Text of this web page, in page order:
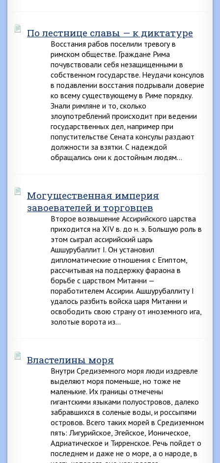
По лестнице славы — к диктатуре
Восстания рабов поселили тревогу в
римском обществе. Граждане Рима
почувствовали себя незащищенными в
собственном государстве. Неудачи консулов
в подавлении восстания подрывали доверие
ко всему существующему в Риме порядку.
Знали римляне и то, сколько
злоупотреблений происходит при ведении
государственных дел, например при
попустительстве Сената консулы раздают
должности за взятки. С надеждой
обращались они к достойным людям…
Могущественная империя
завоевателей и торговцев
Второе возвышение Ассирийского царства
приходится на XIV в. до н. э. Большую роль в
этом сыграл ассирийский царь
Ашшурубаллит I. Он установил
дипломатические отношения с Египтом,
рассчитывая на поддержку фараона в
борьбе с царством Митанни —
поработителем Ассирии. Ашшурубаллиту I
удалось разбить войска царя Митанни и
освободить свою страну от иноземного ига,
золотые ворота из…
Властелины моря
Внутри Средиземного моря люди издревле
выделяют моря поменьше, но тоже не
маленькие. Их границы отмечены
гигантскими языками полуостровов, далеко
забравшихся в соленые воды, и россыпями
островов. Всего таких морей в Средиземном
пять: Лигурийское, Эгейское, Ионическое,
Адриатическое и Тирренское. Речь пойдет о
последнем и даже не о море, а о народе, в